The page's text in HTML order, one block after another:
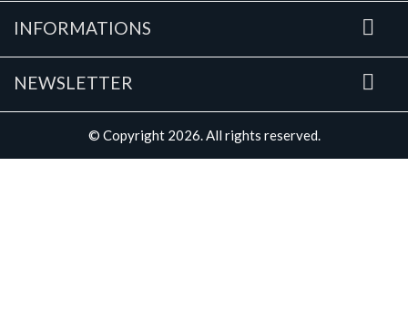
INFORMATIONS 
NEWSLETTER 
© Copyright 2026. All rights reserved.